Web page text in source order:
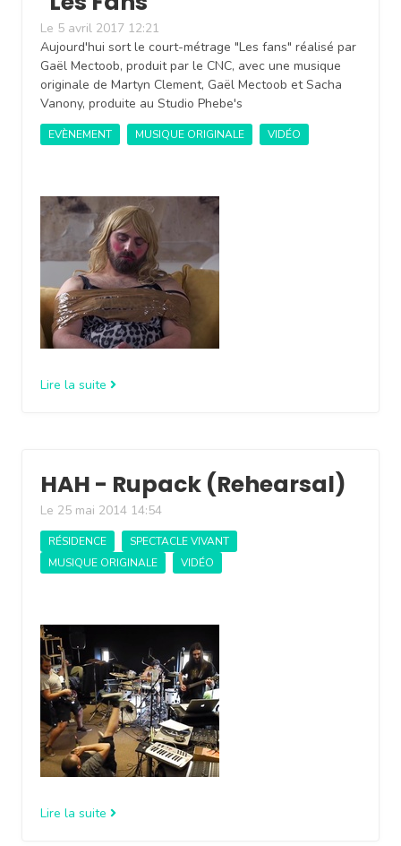
Le 5 avril 2017 12:21
Aujourd'hui sort le court-métrage "Les fans" réalisé par
Gaël Mectoob, produit par le CNC, avec une musique
originale de Martyn Clement, Gaël Mectoob et Sacha
Vanony, produite au Studio Phebe's
EVÈNEMENT MUSIQUE ORIGINALE VIDÉO
Lire la suite
HAH - Rupack (Rehearsal)
Le 25 mai 2014 14:54
RÉSIDENCE
SPECTACLE VIVANT
MUSIQUE ORIGINALE
VIDÉO
Lire la suite